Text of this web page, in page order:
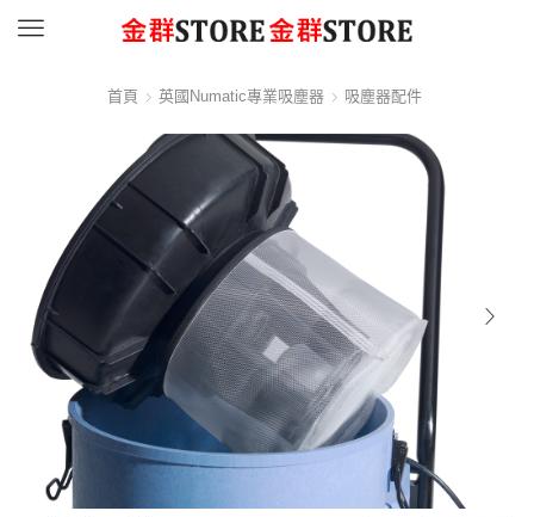
Menu
首頁 英國Numatic專業吸塵器 吸塵器配件